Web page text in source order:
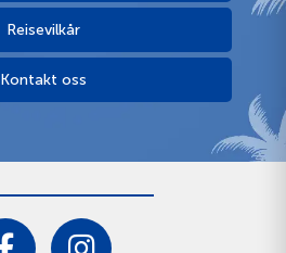
Reisevilkår
Kontakt oss